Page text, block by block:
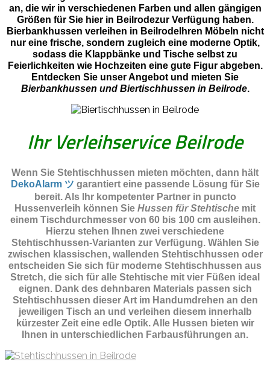
an, die wir in verschiedenen Farben und allen gängigen
Größen für Sie hier in Beilrodezur Verfügung haben.
Bierbankhussen verleihen in BeilrodeIhren Möbeln nicht
nur eine frische, sondern zugleich eine moderne Optik,
sodass die Klappbänke und Tische selbst zu
Feierlichkeiten wie Hochzeiten eine gute Figur abgeben.
Entdecken Sie unser Angebot und mieten Sie
Bierbankhussen und Biertischhussen in Beilrode.
Ihr Verleihservice Beilrode
Wenn Sie Stehtischhussen mieten möchten, dann hält
DekoAlarm ツ garantiert eine passende Lösung für Sie
bereit. Als Ihr kompetenter Partner in puncto
Hussenverleih können Sie Hussen für Stehtische mit
einem Tischdurchmesser von 60 bis 100 cm ausleihen.
Hierzu stehen Ihnen zwei verschiedene
Stehtischhussen-Varianten zur Verfügung. Wählen Sie
zwischen klassischen, wallenden Stehtischhussen oder
entscheiden Sie sich für moderne Stehtischhussen aus
Stretch, die sich für alle Stehtische mit vier Füßen ideal
eignen. Dank des dehnbaren Materials passen sich
Stehtischhussen dieser Art im Handumdrehen an den
jeweiligen Tisch an und verleihen diesem innerhalb
kürzester Zeit eine edle Optik. Alle Hussen bieten wir
Ihnen in unterschiedlichen Farbausführungen an.